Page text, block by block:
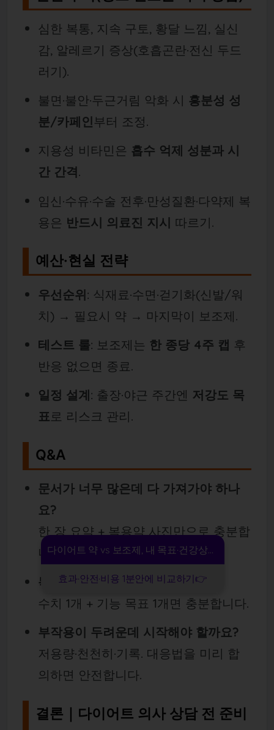
심한 복통, 지속 구토, 황달 느낌, 실신
감, 알레르기 증상(호흡곤란·전신 두드
러기).
불면·불안·두근거림 악화 시 흥분성 성
분/카페인부터 조정.
지용성 비타민은 흡수 억제 성분과 시
간 간격 .
임신·수유·수술 전후·만성질환·다약제 복
용은 반드시 의료진 지시 따르기.
예산·현실 전략
우선순위: 식재료·수면·걷기화(신발/워
치) → 필요시 약 → 마지막이 보조제.
테스트 룰: 보조제는 한 종당 4주 캡 후
반응 없으면 종료.
일정 설계 : 출장·야근 주간엔 저강도 목
표로 리스크 관리.
Q&A
문서가 너무 많은데 다 가져가야 하나
요?
한 장 요약 + 복용약 사진만으로 충분합
니다.
목표는 수치가 꼭 필요할까요?
수치 1개 + 기능 목표 1개면 충분합니다.
부작용이 두려운데 시작해야 할까요?
저용량·천천히·기록. 대응법을 미리 합
의하면 안전합니다.
결론｜다이어트 의사 상담 전 준비
다이어트 약 vs 보조제, 내 목표·건강상태 기준으로
효과·안전·비용 1분안에 비교하기👉